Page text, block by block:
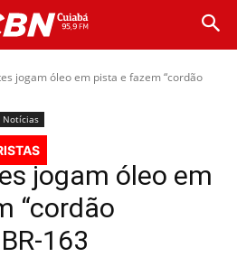
jogam óleo em pista e fazem “cordão
Notícias
jogam óleo em
“cordão
163